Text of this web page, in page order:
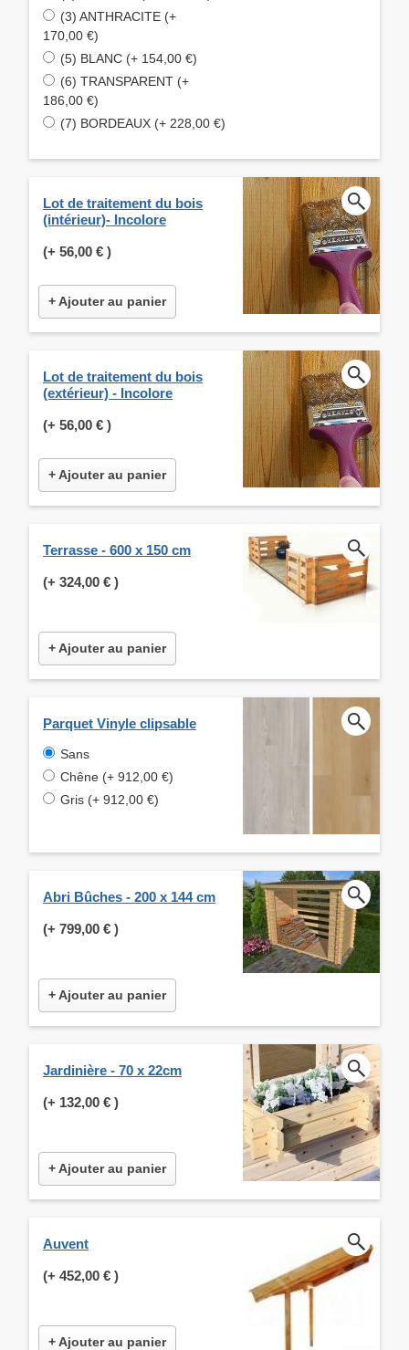
(3) ANTHRACITE (+
170,00 €)
(5) BLANC (+ 154,00 €)
(6) TRANSPARENT (+
186,00 €)
(7) BORDEAUX (+ 228,00 €)
Lot de traitement du bois
(intérieur)- Incolore
(+ 56,00 € )
+ Ajouter au panier
Lot de traitement du bois
(extérieur) - Incolore
(+ 56,00 € )
+ Ajouter au panier
Terrasse - 600 x 150 cm
(+ 324,00 € )
+ Ajouter au panier
Parquet Vinyle clipsable
Sans
Chêne (+ 912,00 €)
Gris (+ 912,00 €)
Abri Bûches - 200 x 144 cm
(+ 799,00 € )
+ Ajouter au panier
Jardinière - 70 x 22cm
(+ 132,00 € )
+ Ajouter au panier
Auvent
(+ 452,00 € )
+ Ajouter au panier